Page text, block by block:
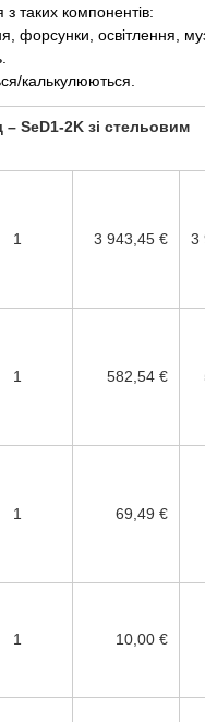
таких компонентів:
форсунки, освітлення,
калькулюються.
– SeD1-2K зі стельовим
1 3 943,45 € 3
1 582,54 €
1 69,49 €
1 10,00 €